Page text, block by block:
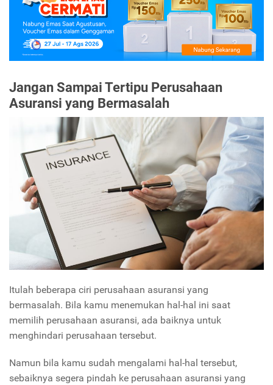
Jangan Sampai Tertipu Perusahaan
Asuransi yang Bermasalah
Itulah beberapa ciri perusahaan asuransi yang
bermasalah. Bila kamu menemukan hal-hal ini saat
memilih perusahaan asuransi, ada baiknya untuk
menghindari perusahaan tersebut.
Namun bila kamu sudah mengalami hal-hal tersebut,
sebaiknya segera pindah ke perusahaan asuransi yang